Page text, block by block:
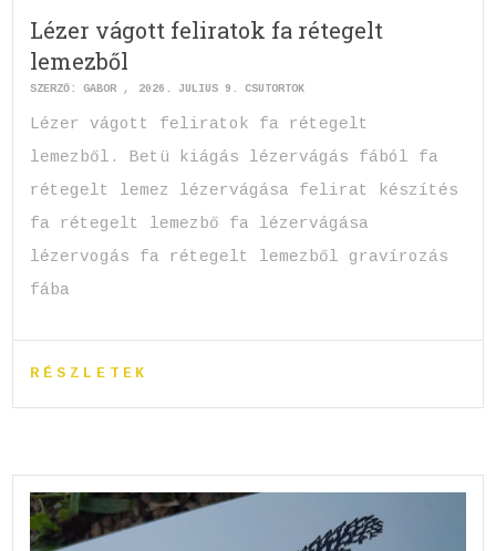
Lézer vágott feliratok fa rétegelt
lemezből
SZERZŐ:GABOR 2026. JÚLIUS 9. CSÜTÖRTÖK
Lézer vágott feliratok fa rétegelt
lemezből. Betü kiágás lézervágás fából fa
rétegelt lemez lézervágása felirat készítés
fa rétegelt lemezbő fa lézervágása
lézervogás fa rétegelt lemezből gravírozás
fába
RÉSZLETEK